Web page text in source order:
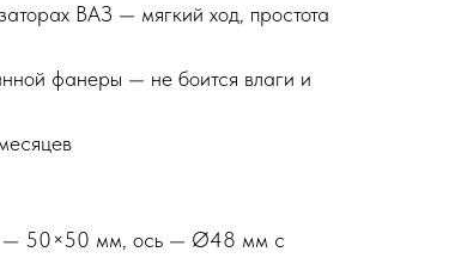
ВАЗ — мягкий ход, простота
фанеры — не боится влаги и
— 50×50 мм, ось — Ø48 мм с